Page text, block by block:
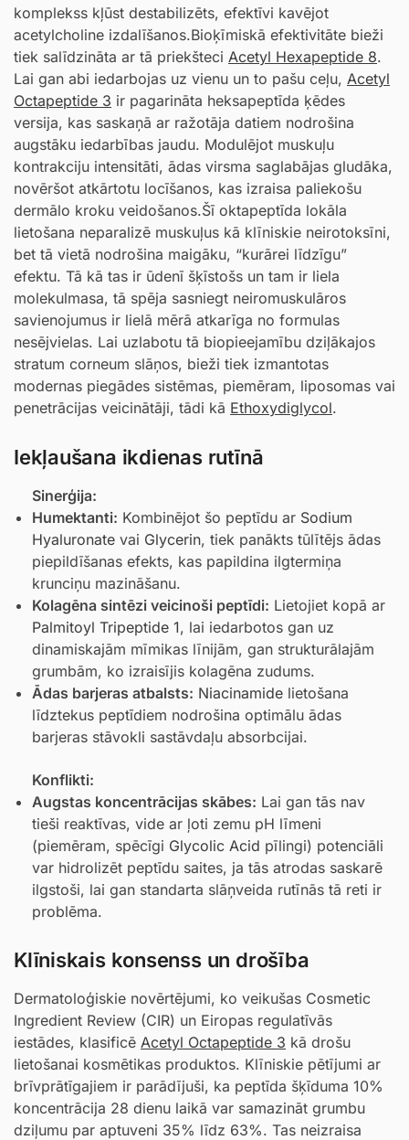
komplekss kļūst destabilizēts, efektīvi kavējot
acetylcholine izdalīšanos.Bioķīmiskā efektivitāte bieži
tiek salīdzināta ar tā priekšteci Acetyl Hexapeptide 8.
Lai gan abi iedarbojas uz vienu un to pašu ceļu, Acetyl
Octapeptide 3 ir pagarināta heksapeptīda ķēdes
versija, kas saskaņā ar ražotāja datiem nodrošina
augstāku iedarbības jaudu. Modulējot muskuļu
kontrakciju intensitāti, ādas virsma saglabājas gludāka,
novēršot atkārtotu locīšanos, kas izraisa paliekošu
dermālo kroku veidošanos.Šī oktapeptīda lokāla
lietošana neparalizē muskuļus kā klīniskie neirotoksīni,
bet tā vietā nodrošina maigāku, “kurārei līdzīgu”
efektu. Tā kā tas ir ūdenī šķīstošs un tam ir liela
molekulmasa, tā spēja sasniegt neiromuskulāros
savienojumus ir lielā mērā atkarīga no formulas
nesējvielas. Lai uzlabotu tā biopieejamību dziļākajos
stratum corneum slāņos, bieži tiek izmantotas
modernas piegādes sistēmas, piemēram, liposomas vai
penetrācijas veicinātāji, tādi kā Ethoxydiglycol.
Iekļaušana ikdienas rutīnā
Sinerģija:
Humektanti: Kombinējot šo peptīdu ar Sodium
Hyaluronate vai Glycerin, tiek panākts tūlītējs ādas
piepildīšanas efekts, kas papildina ilgtermiņa
krunciņu mazināšanu.
Kolagēna sintēzi veicinoši peptīdi: Lietojiet kopā ar
Palmitoyl Tripeptide 1, lai iedarbotos gan uz
dinamiskajām mīmikas līnijām, gan strukturālajām
grumbām, ko izraisījis kolagēna zudums.
Ādas barjeras atbalsts: Niacinamide lietošana
līdztekus peptīdiem nodrošina optimālu ādas
barjeras stāvokli sastāvdaļu absorbcijai.
Konflikti:
Augstas koncentrācijas skābes: Lai gan tās nav
tieši reaktīvas, vide ar ļoti zemu pH līmeni
(piemēram, spēcīgi Glycolic Acid pīlingi) potenciāli
var hidrolizēt peptīdu saites, ja tās atrodas saskarē
ilgstoši, lai gan standarta slāņveida rutīnās tā reti ir
problēma.
Klīniskais konsenss un drošība
Dermatoloģiskie novērtējumi, ko veikušas Cosmetic
Ingredient Review (CIR) un Eiropas regulatīvās
iestādes, klasificē Acetyl Octapeptide 3 kā drošu
lietošanai kosmētikas produktos. Klīniskie pētījumi ar
brīvprātīgajiem ir parādījuši, ka peptīda šķīduma 10%
koncentrācija 28 dienu laikā var samazināt grumbu
dziļumu par aptuveni 35% līdz 63%. Tas neizraisa